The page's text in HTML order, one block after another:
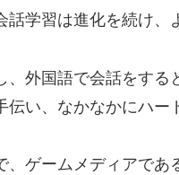
話学習は進化を続け、
外国語で会話をする
伝い、なかなかにハー
ゲームメディアであ